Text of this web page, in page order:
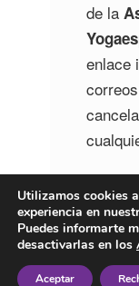
de la
enlace
Utilizamos cookies
experiencia en
Puedes informarte
desactivarlas en los
Aceptar